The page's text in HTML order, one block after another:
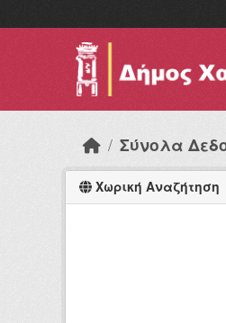
Σύνολα
Χωρική Αναζήτηση